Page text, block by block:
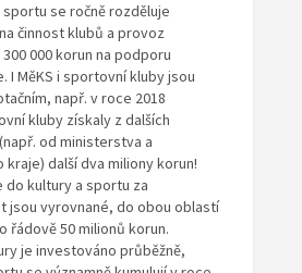
se ročně rozděluje
činnost klubů a provoz
000 korun na podporu
I MěKS i sportovní kluby jsou
např. v roce 2018
kluby získaly z dalších
od ministerstva a
kraje) další dva miliony korun!
do kultury a sportu za
jsou vyrovnané, do obou oblastí
řádově 50 milionů korun.
je investováno průběžně,